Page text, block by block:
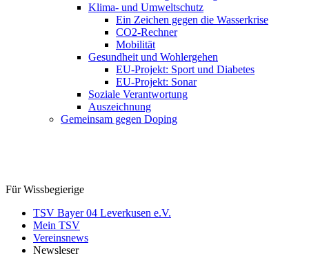
Klima- und Umweltschutz
Ein Zeichen gegen die Wasserkrise
CO2-Rechner
Mobilität
Gesundheit und Wohlergehen
EU-Projekt: Sport und Diabetes
EU-Projekt: Sonar
Soziale Verantwortung
Auszeichnung
Gemeinsam gegen Doping
Für Wissbegierige
TSV Bayer 04 Leverkusen e.V.
Mein TSV
Vereinsnews
Newsleser